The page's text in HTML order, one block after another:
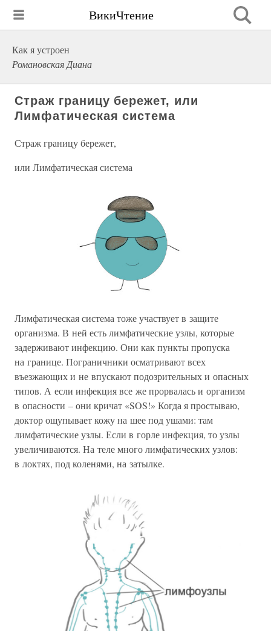
ВикиЧтение
Как я устроен
Романовская Диана
Страж границу бережет, или
Лимфатическая система
Страж границу бережет,
или Лимфатическая система
Лимфатическая система тоже участвует в защите
организма. В ней есть лимфатические узлы, которые
задерживают инфекцию. Они как пункты пропуска
на границе. Пограничники осматривают всех
въезжающих и не впускают подозрительных и опасных
типов. А если инфекция все же прорвалась и организм
в опасности – они кричат «SOS!» Когда я простываю,
доктор ощупывает кожу на шее под ушами: там
лимфатические узлы. Если в горле инфекция, то узлы
увеличиваются. На теле много лимфатических узлов:
в локтях, под коленями, на затылке.